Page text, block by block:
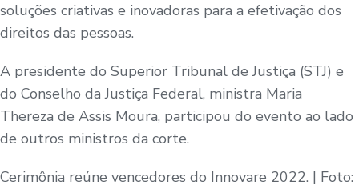
soluções criativas e inovadoras para a efetivação dos
direitos das pessoas.
A presidente do Superior Tribunal de Justiça (STJ) e
do Conselho da Justiça Federal, ministra Maria
Thereza de Assis Moura, participou do evento ao lado
de outros ministros da corte. ​​​​​​​​
Cerimônia reúne vencedores do Innovare 2022.​ | Foto: